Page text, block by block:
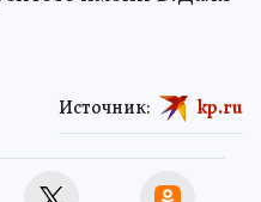
Источник: kp.ru